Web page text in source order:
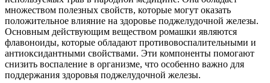
множеством полезных свойств, которые могут оказать
положительное влияние на здоровье поджелудочной железы.
Основным действующим веществом ромашки являются
флавоноиды, которые обладают противовоспалительными и
антиоксидантными свойствами. Эти компоненты помогают
снизить воспаление в организме, что особенно важно для
поддержания здоровья поджелудочной железы.